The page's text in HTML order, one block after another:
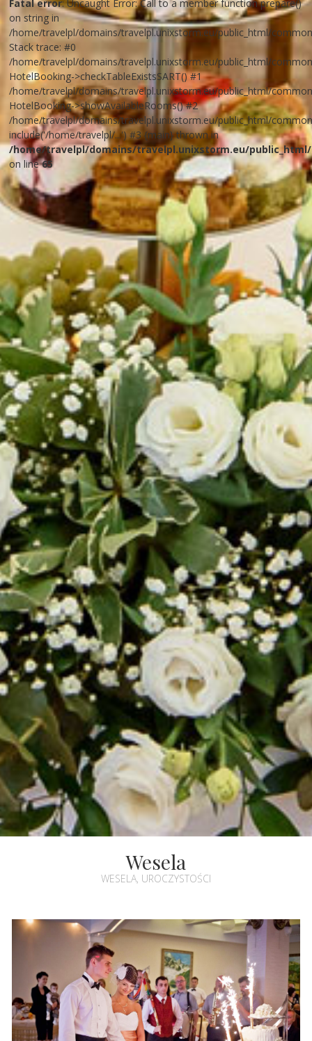
Fatal error: Uncaught Error: Call to a member function prepare()
on string in
/home/travelpl/domains/travelpl.unixstorm.eu/public_html/
Stack trace: #0
/home/travelpl/domains/travelpl.unixstorm.eu/public_html/
HotelBooking->checkTableExistsSART() #1
/home/travelpl/domains/travelpl.unixstorm.eu/public_html/
HotelBooking->showAvailableRooms() #2
/home/travelpl/domains/travelpl.unixstorm.eu/public_html/
include('/home/travelpl/...') #3 {main} thrown in
/home/travelpl/domains/travelpl.unixstorm.eu/
on line65
Wesela
WESELA, UROCZYSTOŚCI